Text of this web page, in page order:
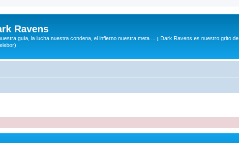
Ravens
guía, la lucha nuestra condena, el infierno nuestra meta ... ¡ Dark Ravens es nuestro grito de